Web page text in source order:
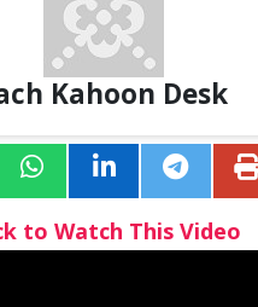
Kahoon Desk
to Watch This Video